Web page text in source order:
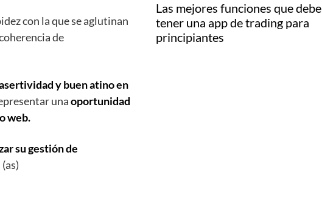
con la que se aglutinan
de
y buen atino en
unaoportunidad
web.
su gestión de
Las mejores funciones que debe
tener una app de trading para
principiantes